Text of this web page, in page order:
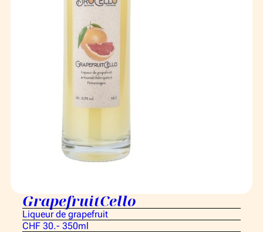
GrapefruitCello
Liqueur de grapefruit
CHF 30.- 350ml